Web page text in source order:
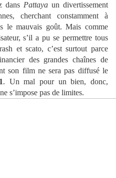
dans Pattaya un divertissement
cherchant constamment à
le mauvais goût. Mais comme
s’il a pu se permettre tous
et scato, c’est surtout parce
des grandes chaînes de
son film ne sera pas diffusé le
. Un mal pour un bien, donc,
s’impose pas de limites.